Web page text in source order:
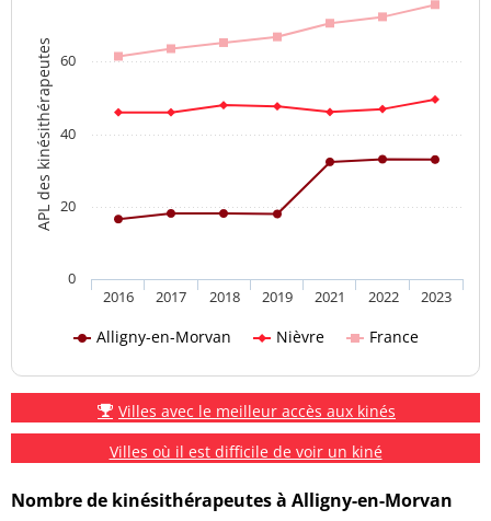
APL des kinésithérapeutes
Alligny-en-Morvan Nièvre France
2016 2017 2018 2019 2021 2022 2023
0
20
40
60
Villes avec le meilleur accès aux kinés
Villes où il est difficile de voir un kiné
Nombre de kinésithérapeutes à Alligny-en-Morvan